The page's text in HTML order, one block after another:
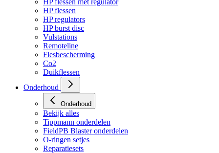
Bekijk alles
HP flessen met regulator
HP flessen
HP regulators
HP burst disc
Vulstations
Remoteline
Flesbescherming
Co2
Duikflessen
Onderhoud
Onderhoud
Bekijk alles
Tippmann onderdelen
FieldPB Blaster onderdelen
O-ringen setjes